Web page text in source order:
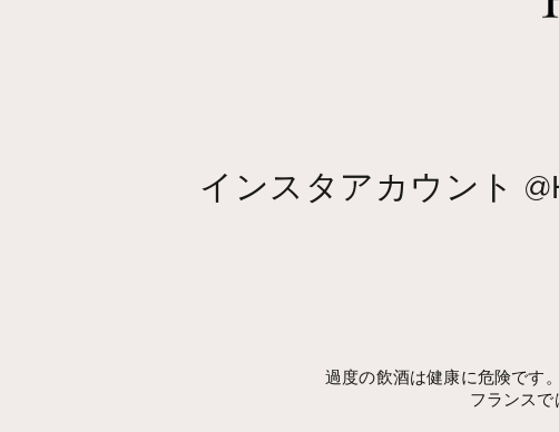
インスタアカウント
過度の飲酒は健康に危険です
フランス